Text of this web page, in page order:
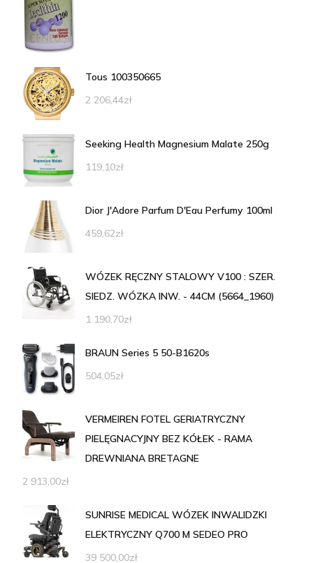
Tous 100350665
2 206,44zł
Seeking Health Magnesium Malate 250g
119,10zł
Dior J'Adore Parfum D'Eau Perfumy 100ml
459,62zł
WÓZEK RĘCZNY STALOWY V100 : SZER.
SIEDZ. WÓZKA INW. - 44CM (5664_1960)
1 190,70zł
BRAUN Series 5 50-B1620s
504,05zł
VERMEIREN FOTEL GERIATRYCZNY
PIELĘGNACYJNY BEZ KÓŁEK - RAMA
DREWNIANA BRETAGNE
2 913,00zł
SUNRISE MEDICAL WÓZEK INWALIDZKI
ELEKTRYCZNY Q700 M SEDEO PRO
39 500,00zł